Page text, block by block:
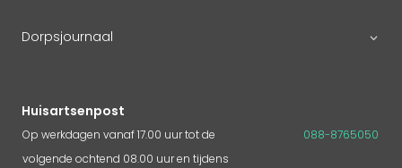
Dorpsjournaal
Huisartsenpost
Op werkdagen vanaf 17.00 uur tot de
volgende ochtend 08.00 uur en tijdens
088-8765050